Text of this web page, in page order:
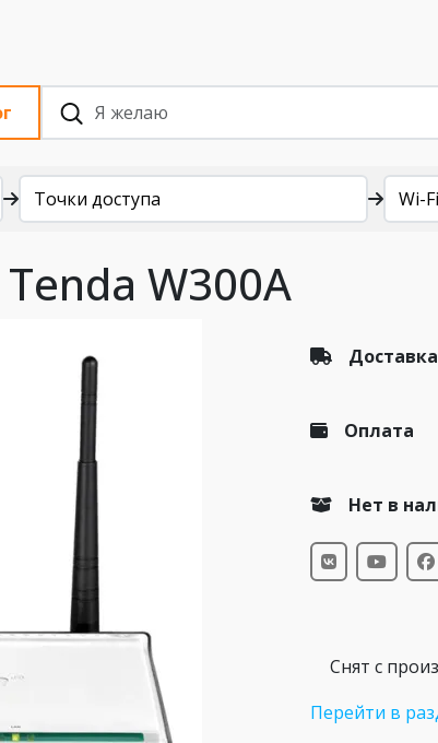
Точки доступа Wi-
W300A
Доставка
Оплата
Нет в
Снят с
Перейти в